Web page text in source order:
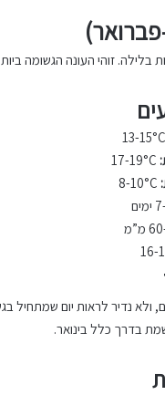
בלילה. זוהי העונה הגשומה
ולא נדיר לראות יום שמתחיל
בדרך כלל בינואר.